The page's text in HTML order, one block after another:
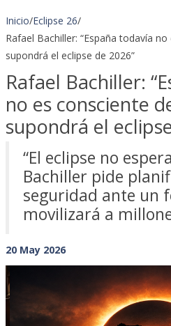
Inicio/Eclipse 26/
Rafael Bachiller: “España todavía
supondrá el eclipse de 2026”
Rafael Bachiller:
no es consciente
supondrá el
“El eclipse no
Bachiller pide
seguridad ante un
movilizará a
20 May 2026